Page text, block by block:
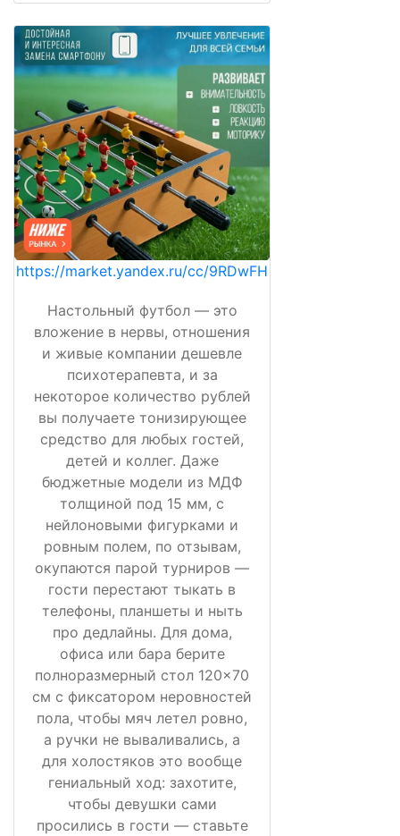
https://market.yandex.ru/cc/9RDwFH
Настольный футбол — это
вложение в нервы, отношения
и живые компании дешевле
психотерапевта, и за
некоторое количество рублей
вы получаете тонизирующее
средство для любых гостей,
детей и коллег. Даже
бюджетные модели из МДФ
толщиной под 15 мм, с
нейлоновыми фигурками и
ровным полем, по отзывам,
окупаются парой турниров —
гости перестают тыкать в
телефоны, планшеты и ныть
про дедлайны. Для дома,
офиса или бара берите
полноразмерный стол 120×70
см с фиксатором неровностей
пола, чтобы мяч летел ровно,
а ручки не вываливались, а
для холостяков это вообще
гениальный ход: захотите,
чтобы девушки сами
просились в гости — ставьте